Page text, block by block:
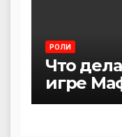
РОЛИ
Что
игре